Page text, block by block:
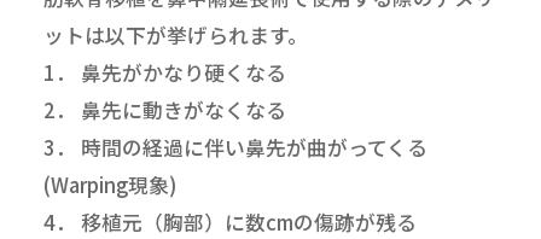
ットは以下が挙げられます。
1． 鼻先がかなり硬くなる
2． 鼻先に動きがなくなる
3． 時間の経過に伴い鼻先が曲がってくる
(Warping現象)
4． 移植元（胸部）に数cmの傷跡が残る